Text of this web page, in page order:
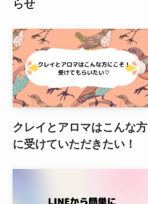
らせ
クレイとアロマはこんな方
に受けていただきたい！